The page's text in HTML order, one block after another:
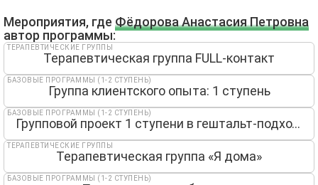
Мероприятия, где Фёдорова Анастасия Петровна
автор программы:
Терапевтическая группа FULL-контакт
ТЕРАПЕВТИЧЕСКИЕ ГРУППЫ
Группа клиентского опыта: 1 ступень
БАЗОВЫЕ ПРОГРАММЫ (1-2 СТУПЕНЬ)
Групповой проект 1 ступени в гештальт-подходе
БАЗОВЫЕ ПРОГРАММЫ (1-2 СТУПЕНЬ)
Терапевтическая группа «Я дома»
ТЕРАПЕВТИЧЕСКИЕ ГРУППЫ
БАЗОВЫЕ ПРОГРАММЫ (1-2 СТУПЕНЬ)